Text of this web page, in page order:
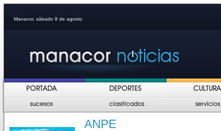
Manacor, sábado 8 de agosto
ANPE